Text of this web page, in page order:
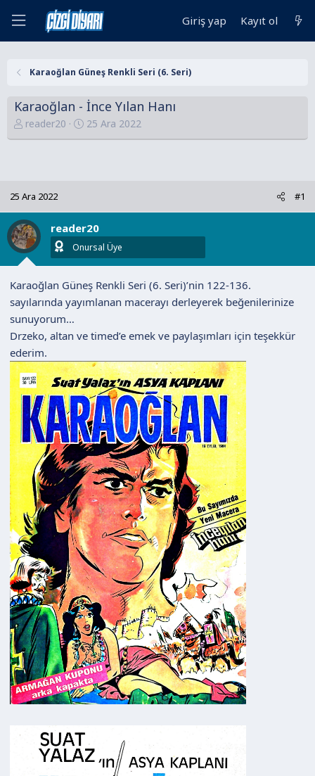
Giriş yap Kayıt ol
Karaoğlan Güneş Renkli Seri (6. Seri)
Karaoğlan - İnce Yılan Hanı
K
o
u
B
a
ş
l
t
a
n
reader20
B
a
g
ı
ç
t
r
i
i
25 Ara 2022
25 Ara 2022 #1
reader20
Onursal Üye
Karaoğlan Güneş Renkli Seri (6. Seri)’nin 122-136.
sayılarında yayımlanan macerayı derleyerek beğenilerinize
sunuyorum…
Drzeko, altan ve timed’e emek ve paylaşımları için teşekkür
ederim.